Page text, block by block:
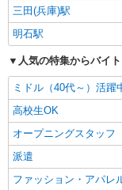
三田(兵庫)駅
明石駅
人気の特集からバイ
ミドル（40代～）活躍
高校生OK
オープニングスタッフ
派遣
ファッション・アパレ